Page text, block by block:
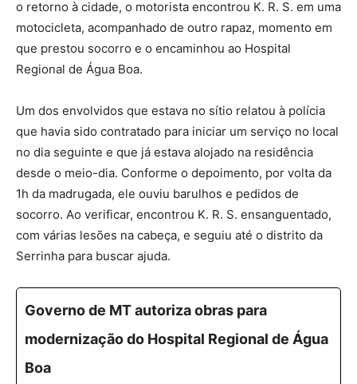
o retorno à cidade, o motorista encontrou K. R. S. em uma
motocicleta, acompanhado de outro rapaz, momento em
que prestou socorro e o encaminhou ao Hospital
Regional de Água Boa.
Um dos envolvidos que estava no sítio relatou à polícia
que havia sido contratado para iniciar um serviço no local
no dia seguinte e que já estava alojado na residência
desde o meio-dia. Conforme o depoimento, por volta da
1h da madrugada, ele ouviu barulhos e pedidos de
socorro. Ao verificar, encontrou K. R. S. ensanguentado,
com várias lesões na cabeça, e seguiu até o distrito da
Serrinha para buscar ajuda.
Governo de MT autoriza obras para
modernização do Hospital Regional de Água
Boa